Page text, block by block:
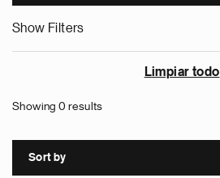
Show Filters
Limpiar todo
Showing 0 results
Sort by